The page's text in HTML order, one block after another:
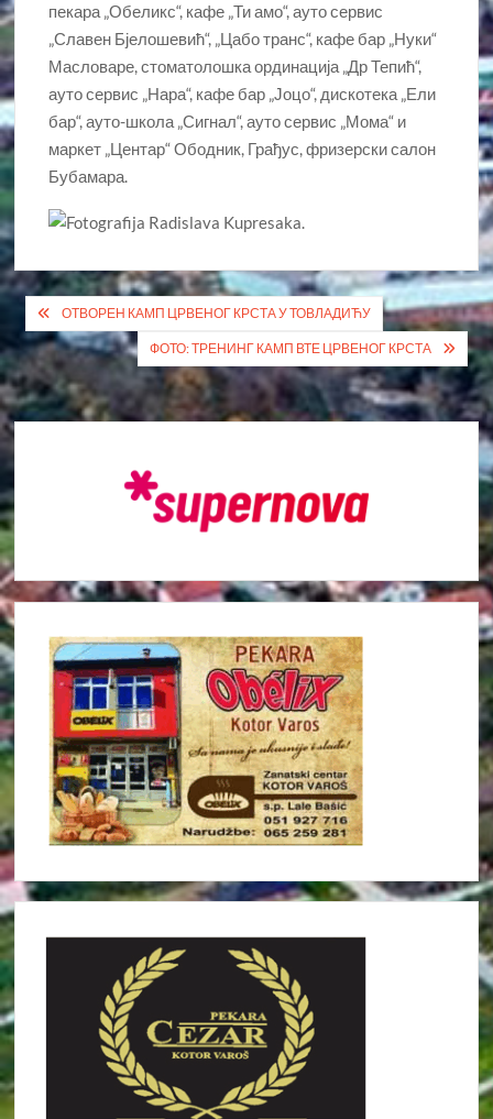
пекара „Обеликс“, кафе „Ти амо“, ауто сервис
„Славен Бјелошевић“, „Цабо транс“, кафе бар „Нуки“
Масловаре, стоматолошка ординација „Др Тепић“,
ауто сервис „Нара“, кафе бар „Јоцо“, дискотека „Ели
бар“, ауто-школа „Сигнал“, ауто сервис „Мома“ и
маркет „Центар“ Ободник, Грађус, фризерски салон
Бубамара.
Кретање
чланка
ОТВОРЕН КАМП ЦРВЕНОГ КРСТА У ТОВЛАДИЋУ
ФОТО: ТРЕНИНГ КАМП ВТЕ ЦРВЕНОГ КРСТА